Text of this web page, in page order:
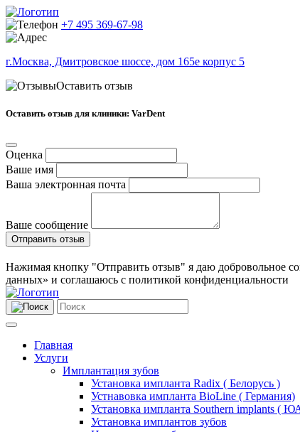
+7 495 369-67-98
г.Москва, Дмитровское шоссе, дом 165е корпус 5
Оставить отзыв
Оставить отзыв для клиники: VarDent
Оценка
Ваше имя
Ваша электронная почта
Ваше сообщение
Отправить отзыв
Нажимая кнопку "Отправить отзыв" я даю добровольное
данных» и соглашаюсь с политикой конфиденциальности
Главная
Услуги
Имплантация зубов
Установка импланта Radix ( Белорусь )
Устнавовка импланта BioLine ( Германия)
Установка импланта Southern implants (
Установка имплантов зубов